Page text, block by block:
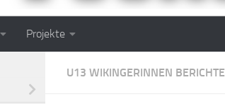
Projekte
U13 WIKINGERINNEN BERICHTE